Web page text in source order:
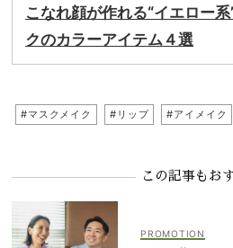
こなれ顔が作れる“イエロー
クのカラーアイテム４選
#マスクメイク #リップ #アイメイク
この記事もお